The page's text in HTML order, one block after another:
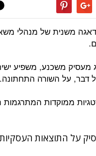
משנית של מנהלי
משכנע, משפיע
דבר, על השורה התחתונה.
ממוקדות המתרגמות